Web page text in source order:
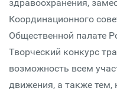
здравоохранения,
Координационного
Общественной палате
Творческий конкурс
возможность всем
движения, а также тем,